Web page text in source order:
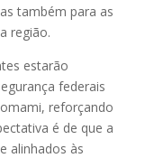
também para as
região.
estarão
federais
reforçando
é de que a
alinhados às